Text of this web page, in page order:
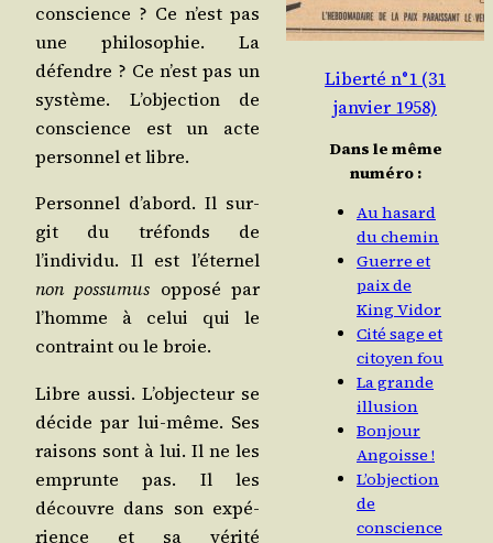
conscience ? Ce n’est pas
une phi­lo­so­phie. La
défendre ? Ce n’est pas un
sys­tème. L’objection de
conscience est un acte
per­son­nel et libre.
Per­son­nel d’abord. Il sur­
git du tré­fonds de
l’individu. Il est l’éternel
non pos­su­mus oppo­sé par
l’homme à celui qui le
contraint ou le broie.
Libre aus­si. L’objecteur se
décide par lui-même. Ses
rai­sons sont à lui. Il ne les
emprunte pas. Il les
découvre dans son expé­
rience et sa véri­té
Liberté n°1 (31
janvier 1958)
Dans le même
numéro :
Au hasard
du chemin
Guerre et
paix de
King Vidor
Cité sage et
citoyen fou
La grande
illusion
Bonjour
Angoisse !
L’objection
de
conscience